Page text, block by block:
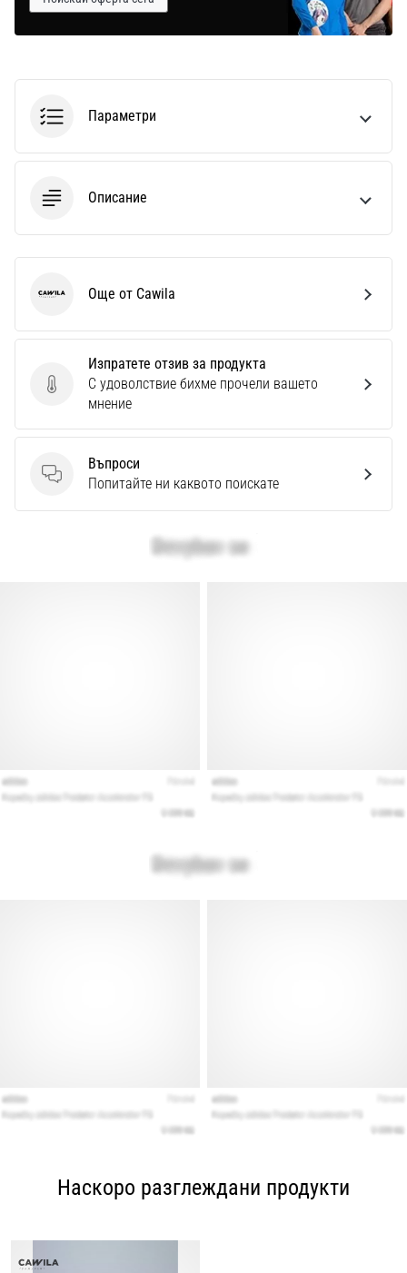
Параметри
Описание
Изпратете отзив за продукта
Изпратете отзив за продукта
С удоволствие бихме прочели вашето
мнение
Въпроси
Въпроси
Попитайте ни каквото поискате
Cawila Още от Cawila
Наскоро разглеждани продукти